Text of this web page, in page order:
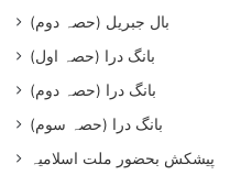
بال جبریل (حصہ دوم)
بانگ درا (حصہ اول)
بانگ درا (حصہ دوم)
بانگ درا (حصہ سوم)
پیشکش بحضور ملت اسلامیہ